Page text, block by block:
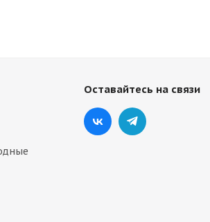
Оставайтесь на связи